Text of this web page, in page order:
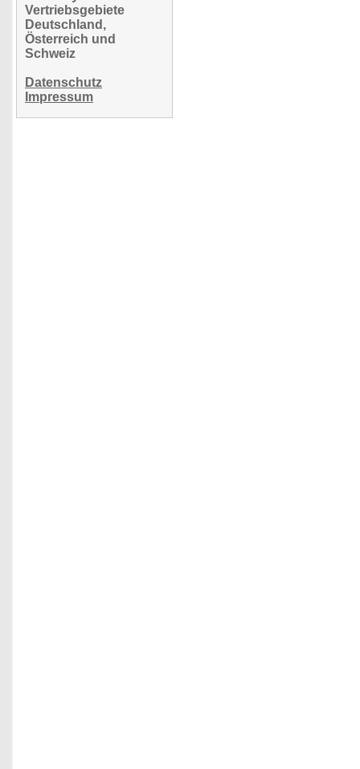
Vertriebsgebiete
Deutschland,
Österreich und
Schweiz
Datenschutz
Impressum